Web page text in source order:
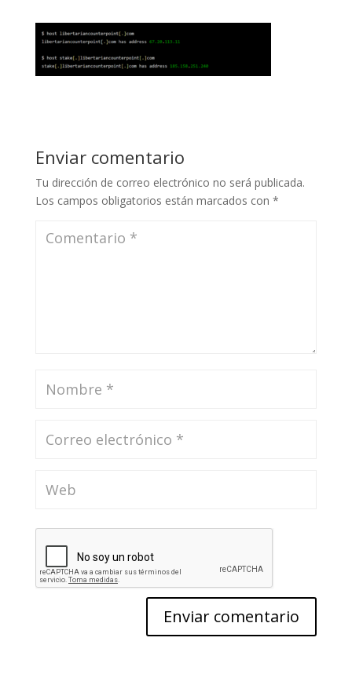
Enviar comentario
Tu dirección de correo electrónico no será publicada.
Los campos obligatorios están marcados con *